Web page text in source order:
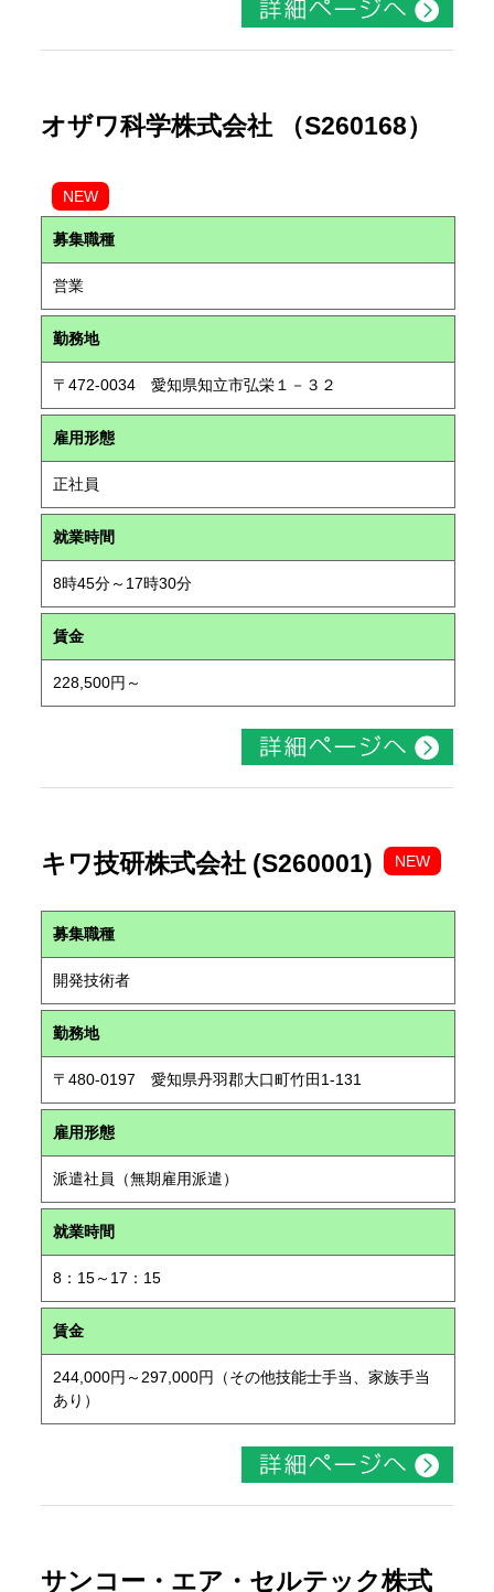
オザワ科学株式会社 （S260168）
NEW
募集職種
営業
勤務地
〒472-0034 愛知県知立市弘栄１－３２
雇用形態
正社員
就業時間
8時45分～17時30分
賃金
228,500円～
キワ技研株式会社 (S260001) NEW
募集職種
開発技術者
勤務地
〒480-0197 愛知県丹羽郡大口町竹田1-131
雇用形態
派遣社員（無期雇用派遣）
就業時間
8：15～17：15
賃金
244,000円～297,000円（その他技能士手当、家族手当
あり）
サンコー・エア・セルテック株式